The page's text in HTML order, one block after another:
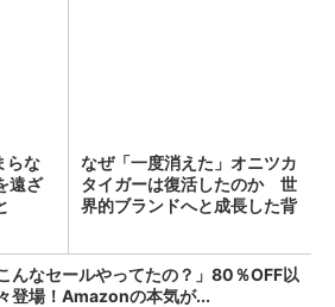
らな
遠ざ
なぜ「一度消えた」オニツカ
タイガーは復活したのか 世
界的ブランドへと成長した背
んなセールやってたの？」80％OFF以
登場！Amazonの本気が...